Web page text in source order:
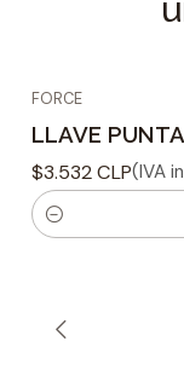
Tamaño :
Material :
Peso : 594
FORCE
LLAVE
$3.532 CLP(IVA
C